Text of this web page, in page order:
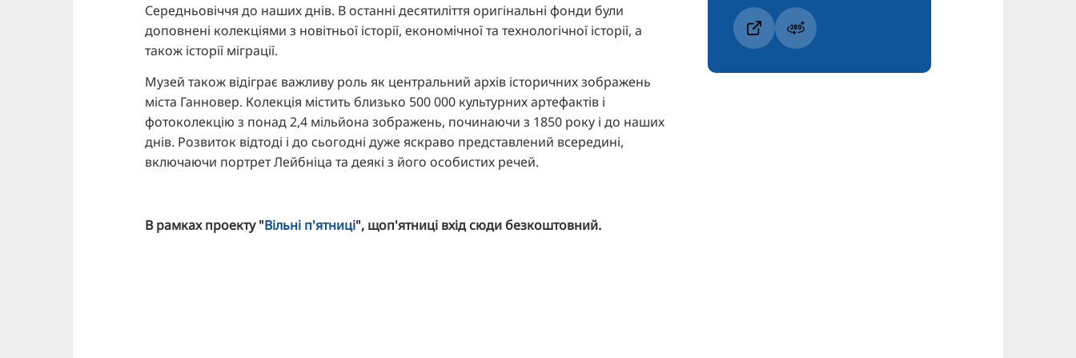
Середньовіччя до наших днів. В останні десятиліття оригінальні фонди були
доповнені колекціями з новітньої історії, економічної та технологічної історії, а
також історії міграції.
Музей також відіграє важливу роль як центральний архів історичних зображень
міста Ганновер. Колекція містить близько 500 000 культурних артефактів і
фотоколекцію з понад 2,4 мільйона зображень, починаючи з 1850 року і до наших
днів. Розвиток відтоді і до сьогодні дуже яскраво представлений всередині,
включаючи портрет Лейбніца та деякі з його особистих речей.
В рамках проекту "Вільні п'ятниці", щоп'ятниці вхід сюди безкоштовний.